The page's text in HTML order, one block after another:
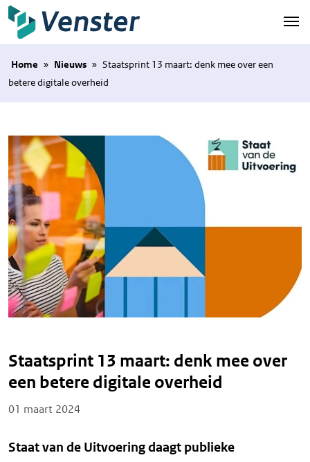
Naar hoofdinhoud
Home » Nieuws » Staatsprint 13 maart: denk mee over een
betere digitale overheid
Staatsprint 13 maart: denk mee over
een betere digitale overheid
Posted on
01 maart 2024
Staat van de Uitvoering daagt publieke